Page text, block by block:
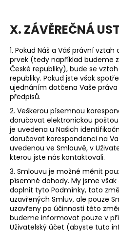
X. ZÁVĚREČNÁ
1. Pokud Náš a Váš právní
prvek (tedy například budeme
České republiky), bude se
republiky. Pokud jste však
ujednáním dotčena Vaše
předpisů.
2. Veškerou písemnou
doručovat elektronickou
je uvedena u Našich
doručovat korespondenci na
uvedenou ve Smlouvě, v
kterou jste nás kontaktovali.
3. Smlouvu je možné měnit
písemné dohody. My jsme
doplnit tyto Podmínky, tato
uzavřených Smluv, ale pouze
uzavřeny po účinnosti této
budeme informovat pouze v
Uživatelský účet (abyste tuto